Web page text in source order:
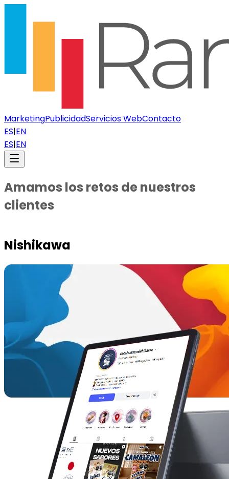
MarketingPublicidadServicios WebContacto
ES|EN
ES|EN
Amamos los retos de nuestros
clientes
Nishikawa